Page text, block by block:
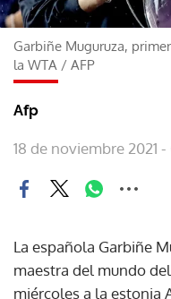
Garbiñe Muguruza,
la WTA / AFP
Afp
18 de noviembre 2021
La española Garbiñe
maestra del mundo
miércoles a la estonia